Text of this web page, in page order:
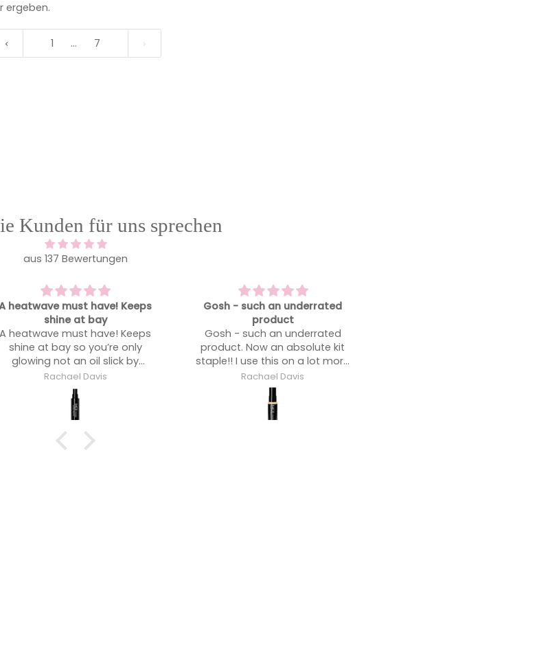
ergeben.
1 … 7
Kunden für uns sprechen
aus 137 Bewertungen
Gosh - such an underrated
product
Gosh - such an underrated
product. Now an absolute kit
staple!! I use this on a lot more
people than l expected!
Rachael Davis
One of my favorite foundation
One of my favorite foundation.
Anonymous